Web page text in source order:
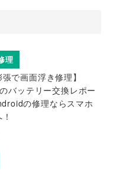
理
で画面浮き修理】
バッテリー交換レポー
の修理ならスマホ